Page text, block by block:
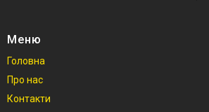
Меню
Головна
Про нас
Контакти